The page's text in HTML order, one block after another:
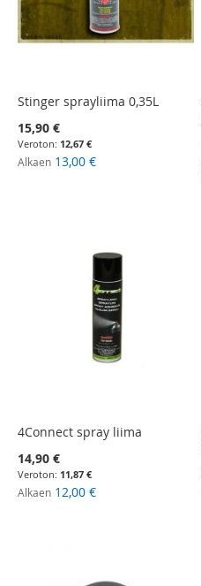
Stinger sprayliima 0,35L
15,90 €
12,67 €
Alkaen 13,00 €
4Connect spray liima
14,90 €
11,87 €
Alkaen 12,00 €